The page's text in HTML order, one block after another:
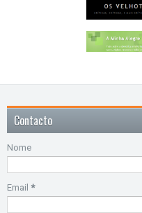
Contacto
Nome
Email *